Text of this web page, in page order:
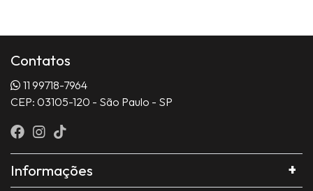
Contatos
11 99718-7964
CEP: 03105-120 - São Paulo - SP
Informações